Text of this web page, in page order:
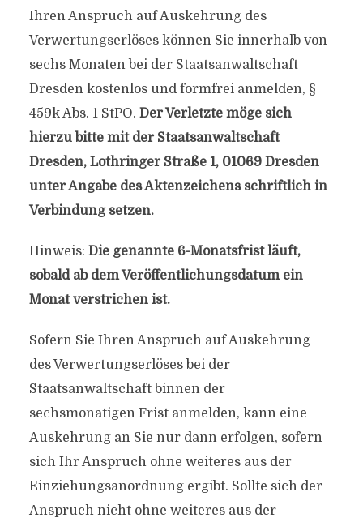
Ihren Anspruch auf Auskehrung des
Verwertungserlöses können Sie innerhalb von
sechs Monaten bei der Staatsanwaltschaft
Dresden kostenlos und formfrei anmelden, §
459k Abs. 1 StPO. Der Verletzte möge sich
hierzu bitte mit der Staatsanwaltschaft
Dresden, Lothringer Straße 1, 01069 Dresden
unter Angabe des Aktenzeichens schriftlich in
Verbindung setzen.
Hinweis: Die genannte 6-Monatsfrist läuft,
sobald ab dem Veröffentlichungsdatum ein
Monat verstrichen ist.
Sofern Sie Ihren Anspruch auf Auskehrung
des Verwertungserlöses bei der
Staatsanwaltschaft binnen der
sechsmonatigen Frist anmelden, kann eine
Auskehrung an Sie nur dann erfolgen, sofern
sich Ihr Anspruch ohne weiteres aus der
Einziehungsanordnung ergibt. Sollte sich der
Anspruch nicht ohne weiteres aus der